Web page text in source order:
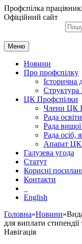
Профспілка
Офіційний сайт
Меню
Новини
Про профспілку
Історична
Структура
ЦК Профспілки
Члени ЦК
Рада освіти
Рада
Рада осіб,
Апарат ЦК
Галузева угода
Статут
Корисні
Контакти
English
Головна»Новини
для виплати
Навігація